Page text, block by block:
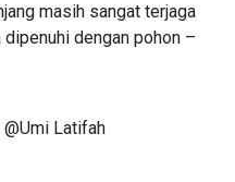
masih sangat terjaga
dengan pohon –
Latifah